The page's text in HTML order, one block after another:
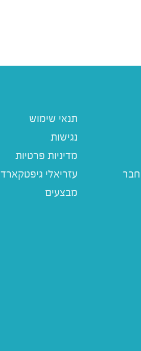
תנאי שימוש
נגישות
מדיניות פרטיות
עזריאלי גיפטקארד
מבצעים